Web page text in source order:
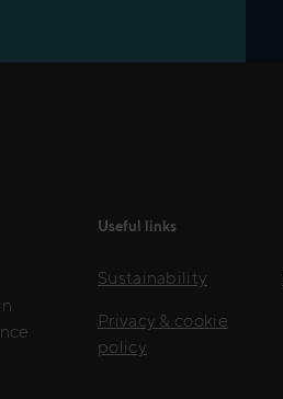
Useful links
Sustainability
Privacy & cookie
policy